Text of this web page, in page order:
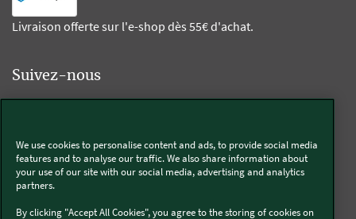
Livraison offerte sur l'e-shop dès 55€ d'achat.
Suivez-nous
Thermomix®
We use cookies to personalise content and ads, to provide social media
features and to analyse our traffic. We also share information about
your use of our site with our social media, advertising and analytics
partners.
By clicking "Accept All Cookies", you agree to the storing of cookies on